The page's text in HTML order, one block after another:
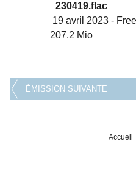
_230419.flac
19 avril 2023 -
207.2 Mio
ÉMISSION SUIVANTE
Accueil